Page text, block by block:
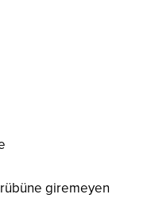
giremeyen